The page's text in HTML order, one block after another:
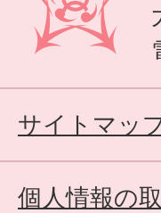
サイトマッ
個人情報の